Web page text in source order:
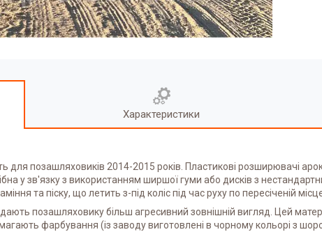
Характеристики
для позашляховиків 2014-2015 років. Пластикові розширювачі
у зв'язку з використанням ширшої гуми або дисків з
та піску, що летить з-під коліс під час руху по пересіченій
позашляховику більш агресивний зовнішній вигляд. Цей
фарбування (із заводу виготовлені в чорному кольорі з